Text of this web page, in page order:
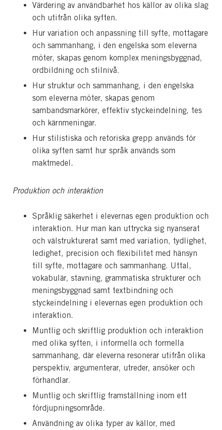
Värdering av användbarhet hos källor av olika slag
och utifrån olika syften.
Hur variation och anpassning till syfte, mottagare
och sammanhang, i den engelska som eleverna
möter, skapas genom komplex meningsbyggnad,
ordbildning och stilnivå.
Hur struktur och sammanhang, i den engelska
som eleverna möter, skapas genom
sambandsmarkörer, effektiv styckeindelning, tes
och kärn­me­nin­gar.
Hur stilistiska och retoriska grepp används för
olika syften samt hur språk används som
maktmedel.
Produktion och interaktion
Språklig säkerhet i elevernas egen produktion och
interaktion. Hur man kan uttrycka sig nyanserat
och välstrukturerat samt med variation, tydlighet,
ledighet, precision och flexibilitet med hänsyn
till syfte, mottagare och sammanhang. Uttal,
vokabulär, stavning, grammatiska strukturer och
meningsbyggnad samt textbindning och
styckeindelning i elevernas egen produktion och
interaktion.
Muntlig och skriftlig produktion och interaktion
med olika syften, i informella och formella
sammanhang, där eleverna resonerar utifrån olika
perspektiv, argumenterar, utreder, ansöker och
förhandlar.
Muntlig och skriftlig framställning inom ett
fördjupningsområde.
Användning av olika typer av källor, med